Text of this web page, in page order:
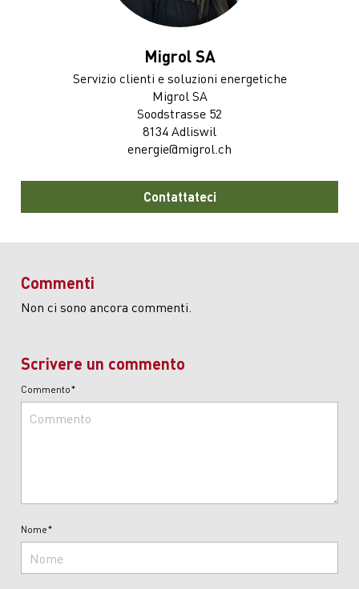
Migrol SA
Servizio clienti e soluzioni energetiche
Migrol SA
Soodstrasse 52
8134 Adliswil
energie@migrol.ch
Contattateci
Commenti
Non ci sono ancora commenti.
Scrivere un commento
Commento*
Nome*